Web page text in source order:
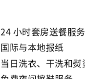
24 小时套房送餐服务
国际与本地报纸
当日洗衣、干洗和熨